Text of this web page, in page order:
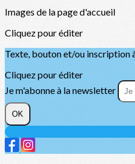
Images de la page d'accueil
Cliquez pour éditer
Texte, bouton et/ou inscription
Cliquez pour éditer
Je m'abonne à la newsletter
OK